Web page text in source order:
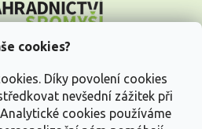
cookies?
Díky povolení cookies
nevšední zážitek při
cookies používáme